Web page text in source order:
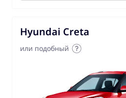
Hyundai Creta
или подобный